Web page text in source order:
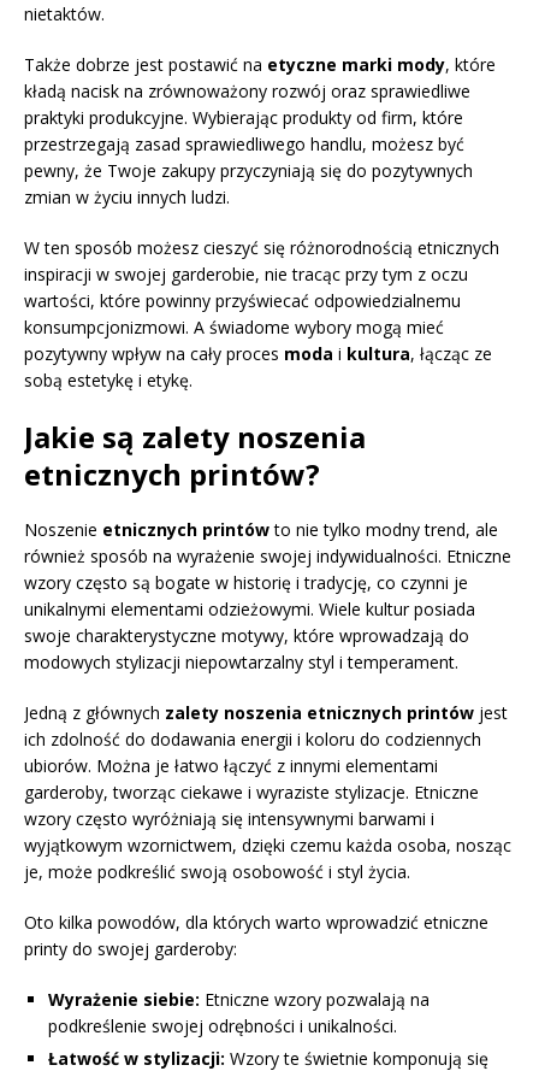
nietaktów.
Także dobrze jest postawić na etyczne marki mody, które
kładą nacisk na zrównoważony rozwój oraz sprawiedliwe
praktyki produkcyjne. Wybierając produkty od firm, które
przestrzegają zasad sprawiedliwego handlu, możesz być
pewny, że Twoje zakupy przyczyniają się do pozytywnych
zmian w życiu innych ludzi.
W ten sposób możesz cieszyć się różnorodnością etnicznych
inspiracji w swojej garderobie, nie tracąc przy tym z oczu
wartości, które powinny przyświecać odpowiedzialnemu
konsumpcjonizmowi. A świadome wybory mogą mieć
pozytywny wpływ na cały proces moda i kultura, łącząc ze
sobą estetykę i etykę.
Jakie są zalety noszenia
etnicznych printów?
Noszenie etnicznych printówto nie tylko modny trend, ale
również sposób na wyrażenie swojej indywidualności. Etniczne
wzory często są bogate w historię i tradycję, co czynni je
unikalnymi elementami odzieżowymi. Wiele kultur posiada
swoje charakterystyczne motywy, które wprowadzają do
modowych stylizacji niepowtarzalny styl i temperament.
Jedną z głównych zalety noszenia etnicznych printów jest
ich zdolność do dodawania energii i koloru do codziennych
ubiorów. Można je łatwo łączyć z innymi elementami
garderoby, tworząc ciekawe i wyraziste stylizacje. Etniczne
wzory często wyróżniają się intensywnymi barwami i
wyjątkowym wzornictwem, dzięki czemu każda osoba, nosząc
je, może podkreślić swoją osobowość i styl życia.
Oto kilka powodów, dla których warto wprowadzić etniczne
printy do swojej garderoby:
Wyrażenie siebie: Etniczne wzory pozwalają na
podkreślenie swojej odrębności i unikalności.
Łatwość w stylizacji: Wzory te świetnie komponują się